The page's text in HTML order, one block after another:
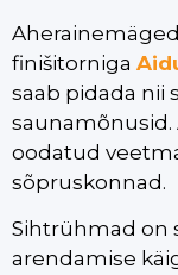
finišitorniga
saab pidada nii
saunamõnusid.
oodatud
sõpruskonnad.
Sihtrühmad on
arendamise